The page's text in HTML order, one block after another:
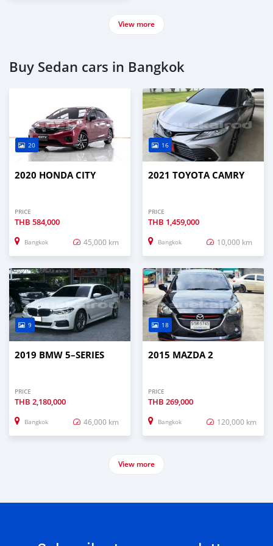
View more
Buy Sedan cars in Bangkok
20
2020 HONDA CITY
PRICE
THB 584,000
Bangkok 45,000 km
16
2021 TOYOTA CAMRY
PRICE
THB 1,459,000
Bangkok 10,000 km
9
2019 BMW 5–SERIES
PRICE
THB 2,180,000
Bangkok 46,000 km
18
2015 MAZDA 2
PRICE
THB 269,000
Bangkok 120,000 km
View more